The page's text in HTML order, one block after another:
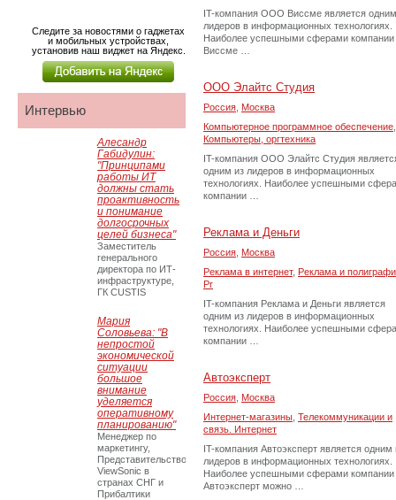
IT-компания ООО Виссме является
лидеров в информационных технологиях.
Наиболее успешными сферами компании
Виссме …
ООО Элайтс Студия
Россия Москва
Компьютерное программное обеспечение
Компьютеры, оргтехника
IT-компания ООО Элайтс Студия
одним из лидеров в информационных
технологиях. Наиболее успешными
компании …
Реклама и Деньги
Россия Москва
Реклама в интернет, Реклама и
Pr
IT-компания Реклама и Деньги является
одним из лидеров в информационных
технологиях. Наиболее успешными
компании …
Автоэксперт
Россия Москва
Интернет-магазины Телекоммуникации и
связь. Интернет
IT-компания Автоэксперт является одним
лидеров в информационных технологиях.
Наиболее успешными сферами компании
Автоэксперт можно …
Следите за новостями о гаджетах
и мобильных устройствах,
установив наш виджет на Яндекс.
Интервью
Алесандр
Габидулин:
"Принципами
работы ИТ
должны стать
проактивность
и понимание
долгосрочных
целей бизнеса"
Заместитель
генерального
директора по ИТ-
инфраструктуре,
ГК CUSTIS
Мария
Соловьева: "В
непростой
экономической
ситуации
большое
внимание
уделяется
оперативному
планированию"
Менеджер по
маркетингу,
Представительство
ViewSonic в
странах СНГ и
Прибалтики